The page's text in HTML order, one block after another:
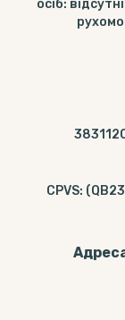
осіб:
CPVS: